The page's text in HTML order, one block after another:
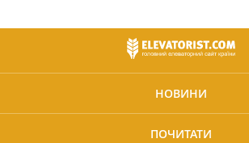
НОВИНИ
ПОЧИТАТИ